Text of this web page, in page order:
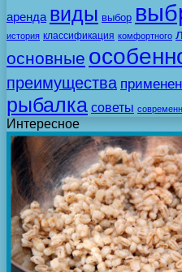
аренда виды выбор
история классификация комфортного
основные
преимущества
рыбалка советы
Интересное